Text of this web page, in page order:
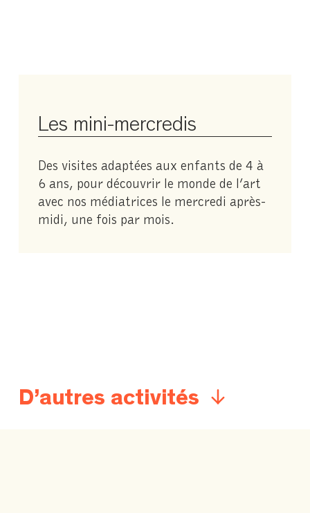
Les mini-mercredis
Des visites adaptées aux enfants de 4 à
6 ans, pour découvrir le monde de l’art
avec nos médiatrices le mercredi après-
midi, une fois par mois.
D’autres activités